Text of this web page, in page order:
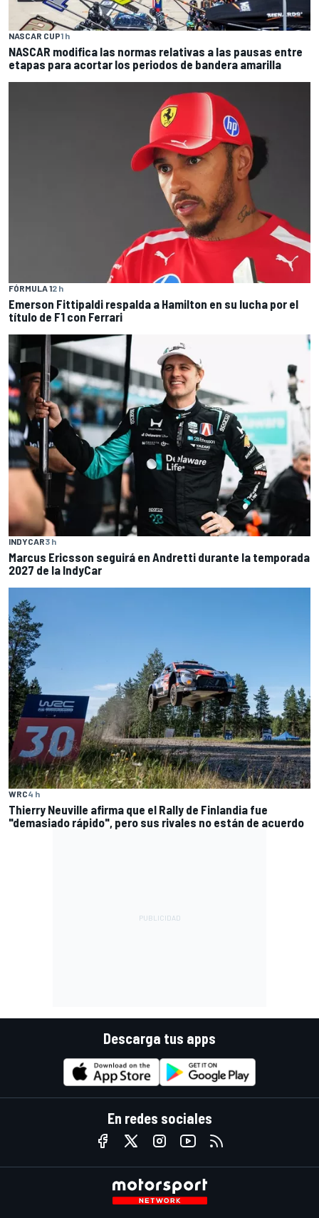
NASCAR CUP1 h
NASCAR modifica las normas relativas a las pausas entre
etapas para acortar los periodos de bandera amarilla
FÓRMULA 12 h
Emerson Fittipaldi respalda a Hamilton en su lucha por el
título de F1 con Ferrari
INDYCAR3 h
Marcus Ericsson seguirá en Andretti durante la temporada
2027 de la IndyCar
WRC4 h
Thierry Neuville afirma que el Rally de Finlandia fue
"demasiado rápido", pero sus rivales no están de acuerdo
Descarga tus apps
En redes sociales